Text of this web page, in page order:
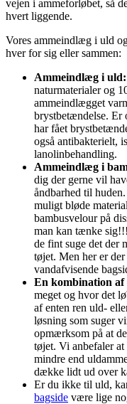
vejen i ammeforløbet, så
hvert liggende.
Vores ammeindlæg i uld
hver for sig eller sammen:
Ammeindlæg i uld:
naturmaterialer og
ammeindlægget
brystbetændelse. Er
har fået
også antibakterielt,
lanolinbehandling.
Ammeindlæg i
dig der gerne vil
åndbarhed til
muligt bløde
bambusvelour på
man kan tænke
de fint suge det der
tøjet. Men her er
vandafvisende
En kombination af
meget og hvor det
af enten ren uld-
løsning som suger
opmærksom på at
tøjet. Vi anbefaler
mindre end
dække lidt ud over
Er du ikke til uld,
bagside være lige